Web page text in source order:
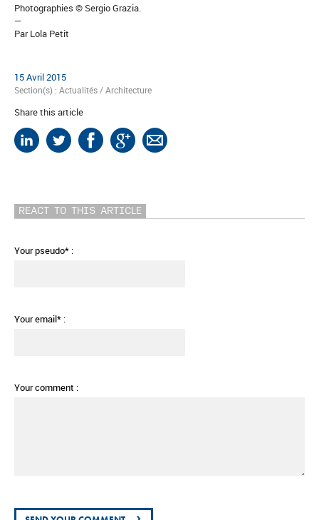
Photographies © Sergio Grazia.
—
Par Lola Petit
15 Avril 2015
Section(s) : Actualités / Architecture
Share this article
REACT TO THIS ARTICLE
Your pseudo* :
Your email* :
Your comment :